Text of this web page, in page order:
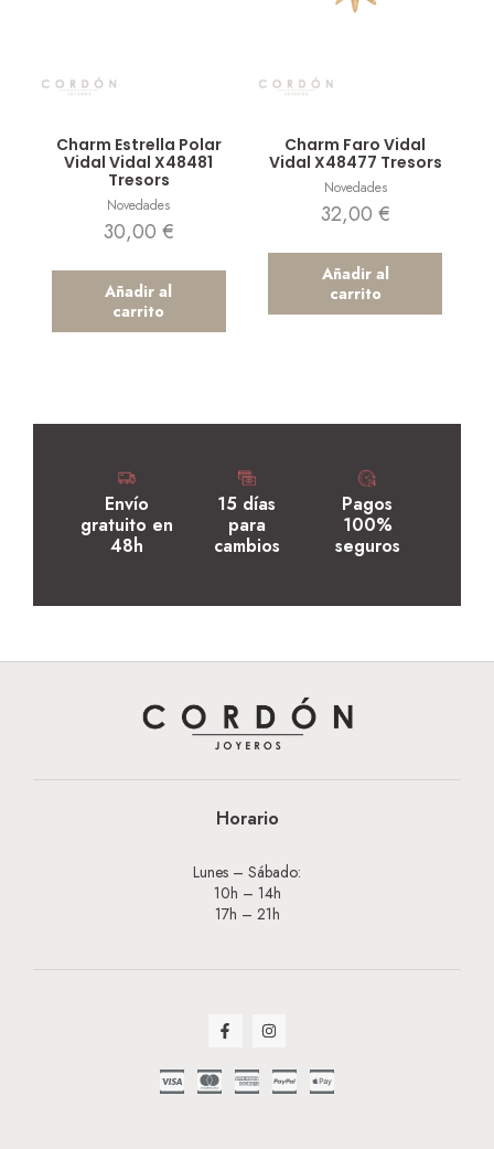
Charm Estrella Polar
Vidal Vidal X48481
Tresors
Novedades
30,00 €
Añadir al
carrito
Charm Faro Vidal
Vidal X48477 Tresors
Novedades
32,00 €
Añadir al
carrito
Envío
gratuito en
48h
15 días
para
cambios
Pagos
100%
seguros
Horario
Lunes – Sábado:
10h – 14h
17h – 21h